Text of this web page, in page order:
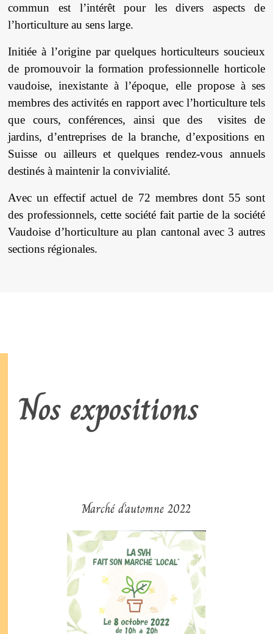
commun est l’intérêt pour les divers aspects de
l’horticulture au sens large.
Initiée à l’origine par quelques horticulteurs soucieux
de promouvoir la formation professionnelle horticole
vaudoise, inexistante à l’époque, elle propose à ses
membres des activités en rapport avec l’horticulture tels
que cours, conférences, ainsi que des visites de
jardins, d’entreprises de la branche, d’expositions en
Suisse ou ailleurs et quelques rendez-vous annuels
destinés à maintenir la convivialité.
Avec un effectif actuel de 72 membres dont 55 sont
des professionnels, cette société fait partie de la société
Vaudoise d’horticulture au plan cantonal avec 3 autres
sections régionales.
Nos expositions
Marché d’automne 2022